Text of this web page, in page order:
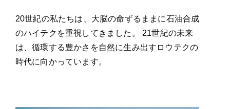
20世紀の私たちは、大脳の命ずるままに石油合成
のハイテクを重視してきました。 21世紀の未来
は、循環する豊かさを自然に生み出すロウテクの
時代に向かっています。